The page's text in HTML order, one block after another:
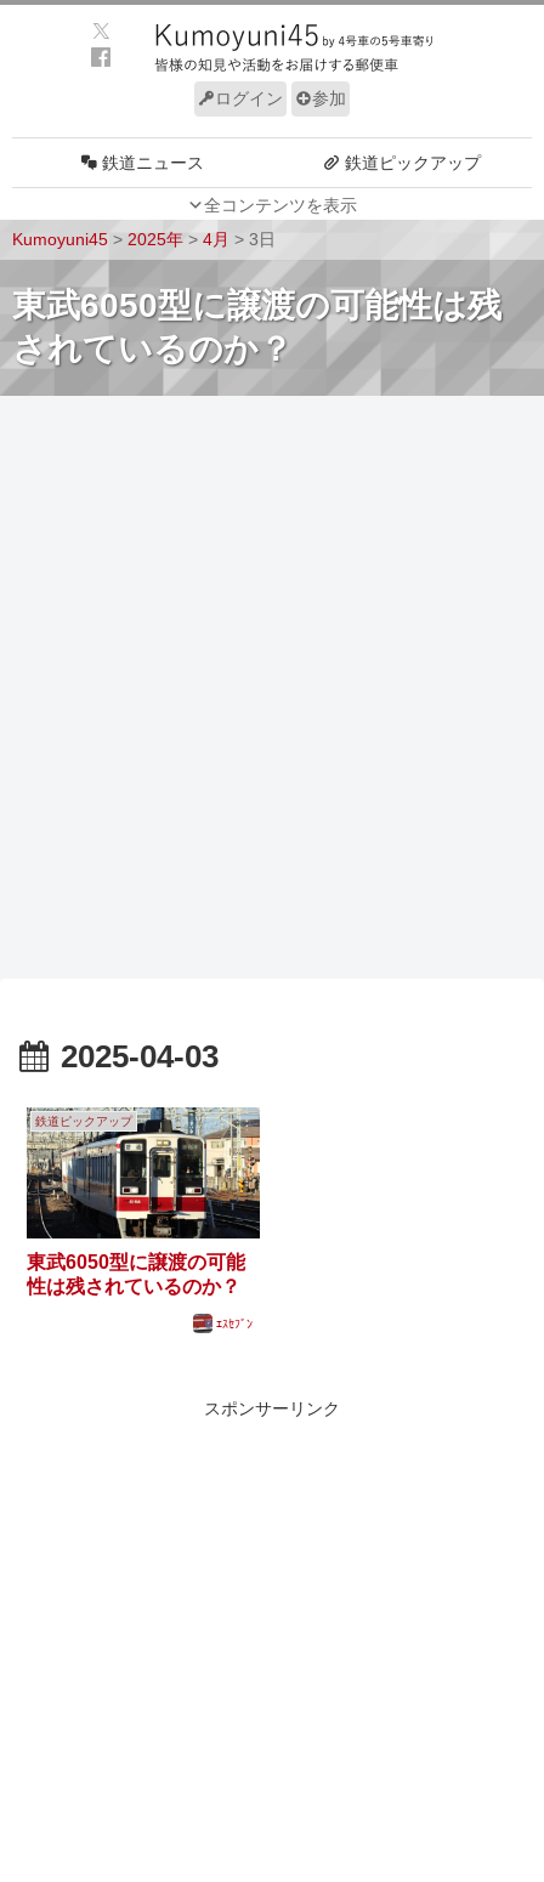
ログイン 参加
全コンテンツを表示
鉄道ニュース 鉄道ピックアップ
車両技術 路線探訪
ルール サイトについて
Kumoyuni45 > 2025年 > 4月 > 3日
東武6050型に譲渡の可能性は残
されているのか？
2025-04-03
鉄道ピックアップ
東武6050型に譲渡の可能
性は残されているのか？
ｴｽｾﾌﾞﾝ
スポンサーリンク